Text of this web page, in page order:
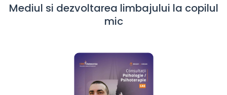
Mediul si dezvoltarea limbajului la copilul
mic